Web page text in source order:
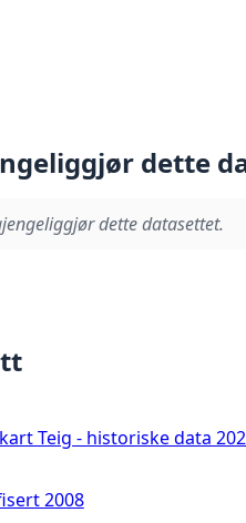
dette
dette datasettet.
Teig - historiske data
2008